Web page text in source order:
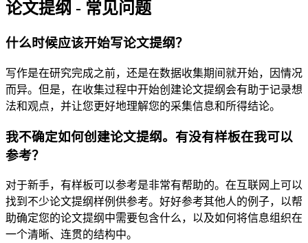
论文提纲 - 常见问题
什么时候应该开始写论文提纲？
写作是在研究完成之前，还是在数据收集期间就开始，因情况
而异。但是，在收集过程中开始创建论文提纲会有助于记录想
法和观点，并让您更好地理解您的采集信息和所得结论。
我不确定如何创建论文提纲。有没有样板在我可以
参考？
对于新手，有样板可以参考是非常有帮助的。在互联网上可以
找到不少论文提纲样例供参考。好好参考其他人的例子，以帮
助确定您的论文提纲中需要包含什么，以及如何将信息组织在
一个清晰、连贯的结构中。